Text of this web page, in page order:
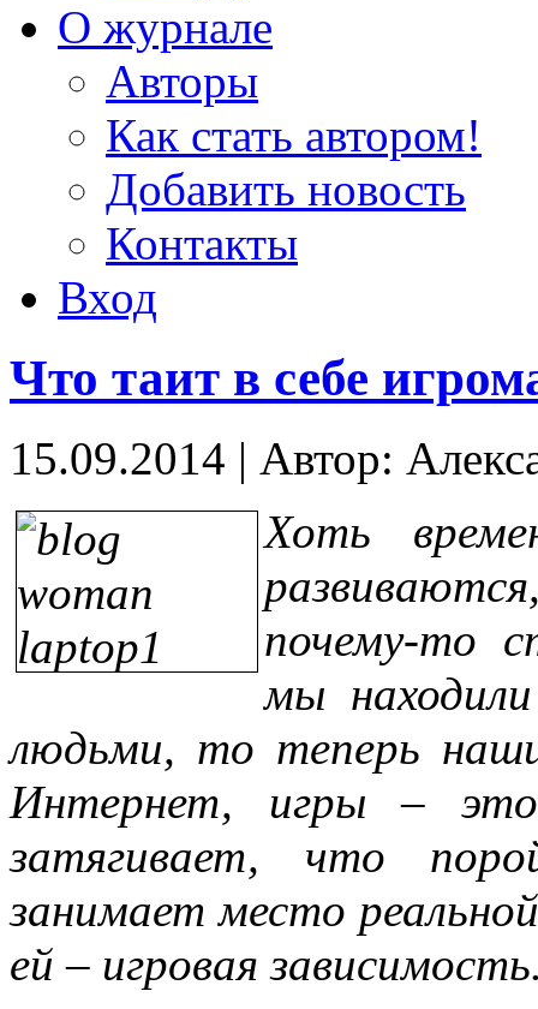
О журнале
Авторы
Как стать автором!
Добавить новость
Контакты
Вход
Что таит в себе
15.09.2014 | Автор:
Хоть
почему-то
мы
людьми, то теперь
Интернет, игры –
затягивает, что
занимает место
ей – игровая